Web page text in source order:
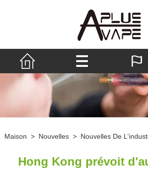
Maison > Nouvelles > Nouvelles De
Hong Kong prévoit